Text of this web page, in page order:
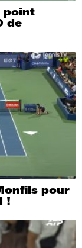
point
de
pour
!